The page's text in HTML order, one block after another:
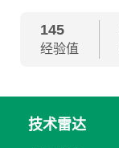
145
经验值
技术雷达